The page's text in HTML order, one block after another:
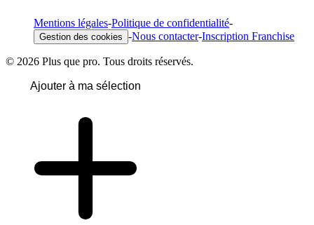
Mentions légales-Politique de confidentialité-
Gestion des cookies -Nous contacter-Inscription Franchise
© 2026 Plus que pro. Tous droits réservés.
Ajouter à ma sélection